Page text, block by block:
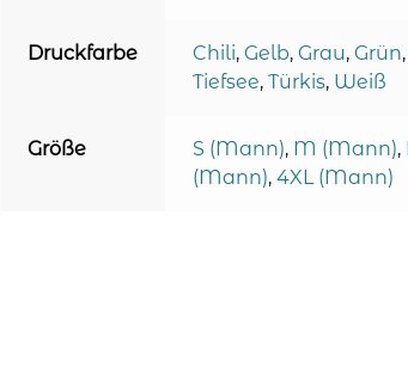
Druckfarbe Chili, Gelb, Grau, Grün,
Tiefsee, Türkis, Weiß
Größe S (Mann), M (Mann),
(Mann), 4XL (Mann)